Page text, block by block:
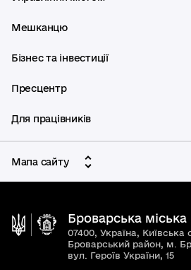
Мешканцю
Бізнес та інвестиції
Пресцентр
Для працівників
Мапа сайту
Броварська міська
07400, Україна, Київська
Броварський район, м.
вул. Героїв України, 15